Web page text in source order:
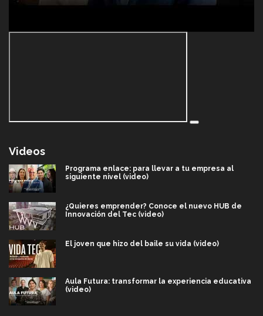
Videos
Programa enlace: para llevar a tu empresa al
siguiente nivel (video)
¿Quieres emprender? Conoce el nuevo HUB de
Innovación del Tec (video)
El joven que hizo del baile su vida (video)
Aula Futura: transformar la experiencia educativa
(video)